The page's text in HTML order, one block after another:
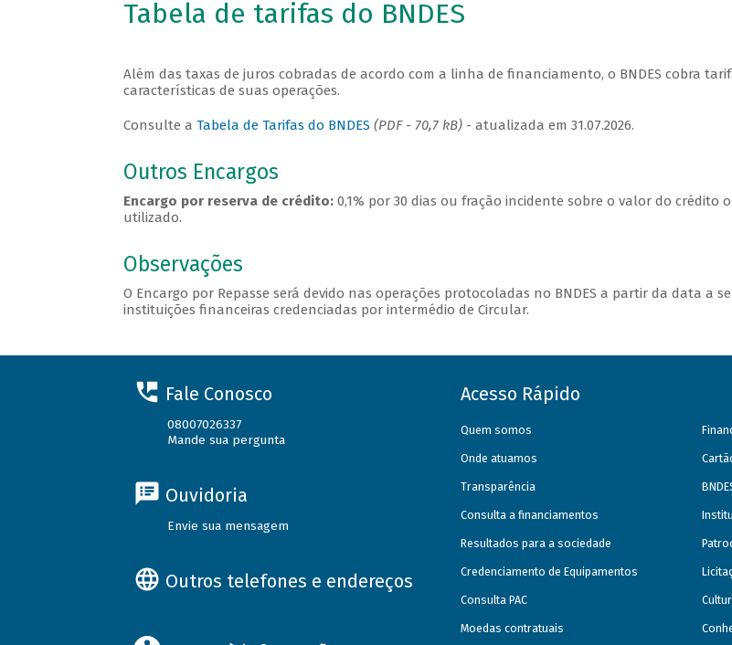
Tabela de tarifas do BNDES
Além das taxas de juros cobradas de acordo com a linha de financiamento, o BNDES cobra
características de suas operações.
Consulte a Tabela de Tarifas do BNDES (PDF - 70,7 kB)- atualizada em 31.07.2026.
Outros Encargos
Encargo por reserva de crédito:0,1% por 30 dias ou fração incidente sobre o valor do crédito
utilizado.
Observações
O Encargo por Repasse será devido nas operações protocoladas no BNDES a partir da data a
instituições financeiras credenciadas por intermédio de Circular.
Fale Conosco
08007026337
Mande sua pergunta
Ouvidoria
Envie sua mensagem
Outros telefones e endereços
Acesso Rápido
Quem somos
Onde atuamos
Transparência
Consulta a financiamentos
Resultados para a sociedade
Credenciamento de Equipamentos
Consulta PAC
Moedas contratuais